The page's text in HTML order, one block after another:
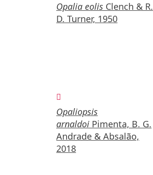
Opalia eolis Clench & R.
D. Turner, 1950
Opaliopsis
arnaldoi Pimenta, B. G.
Andrade & Absalão,
2018